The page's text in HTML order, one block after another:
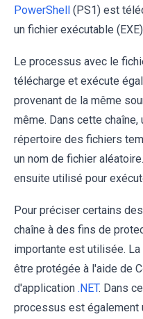
PowerShell (PS1) est
un fichier exécutable
Le processus avec le
télécharge et exécute
provenant de la même
même. Dans cette
répertoire des fichiers
un nom de fichier
ensuite utilisé pour
Pour préciser certains
chaîne à des fins de
importante est utilisée.
être protégée à l'aide de
d'application .NET. Dans
processus est également